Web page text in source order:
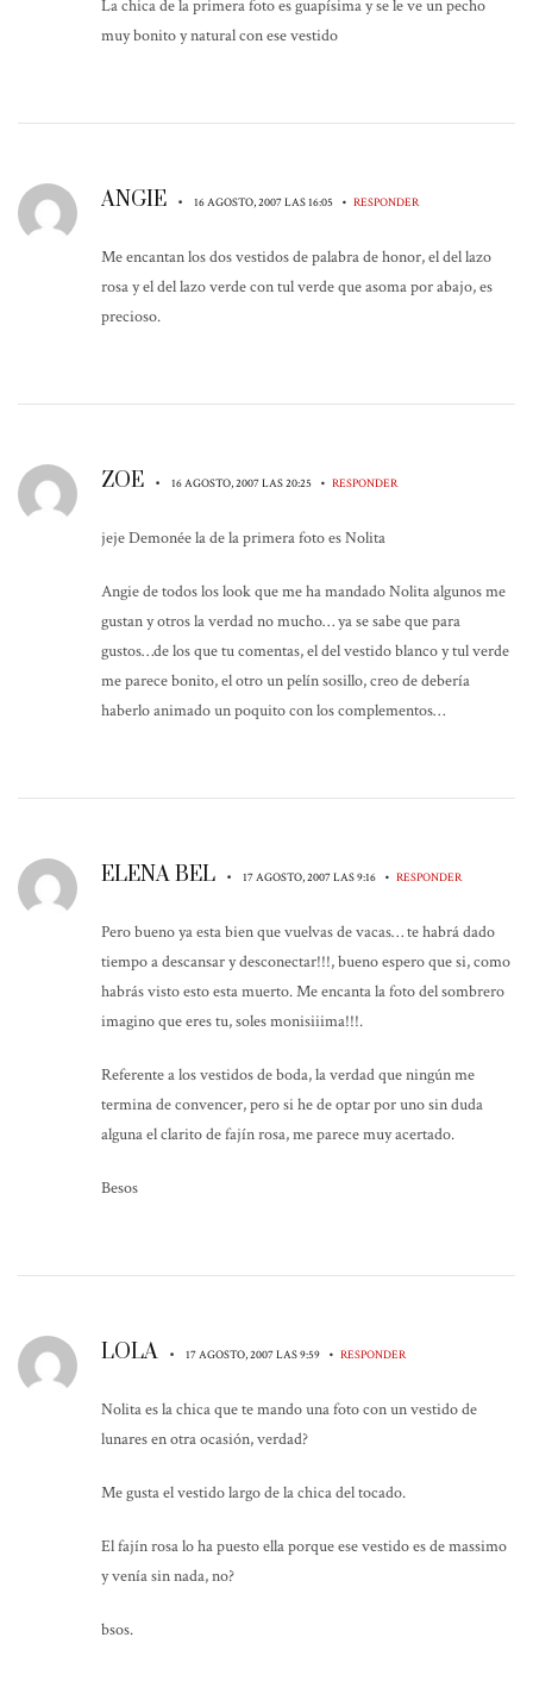
La chica de la primera foto es guapísima y se le ve un pecho
muy bonito y natural con ese vestido
ANGIE • 16 AGOSTO, 2007 LAS 16:05 • RESPONDER
Me encantan los dos vestidos de palabra de honor, el del lazo
rosa y el del lazo verde con tul verde que asoma por abajo, es
precioso.
ZOE • 16 AGOSTO, 2007 LAS 20:25 • RESPONDER
jeje Demonée la de la primera foto es Nolita
Angie de todos los look que me ha mandado Nolita algunos me
gustan y otros la verdad no mucho… ya se sabe que para
gustos…de los que tu comentas, el del vestido blanco y tul verde
me parece bonito, el otro un pelín sosillo, creo de debería
haberlo animado un poquito con los complementos…
ELENA BEL • 17 AGOSTO, 2007 LAS 9:16 • RESPONDER
Pero bueno ya esta bien que vuelvas de vacas… te habrá dado
tiempo a descansar y desconectar!!!, bueno espero que si, como
habrás visto esto esta muerto. Me encanta la foto del sombrero
imagino que eres tu, soles monisiiima!!!.
Referente a los vestidos de boda, la verdad que ningún me
termina de convencer, pero si he de optar por uno sin duda
alguna el clarito de fajín rosa, me parece muy acertado.
Besos
LOLA • 17 AGOSTO, 2007 LAS 9:59 • RESPONDER
Nolita es la chica que te mando una foto con un vestido de
lunares en otra ocasión, verdad?
Me gusta el vestido largo de la chica del tocado.
El fajín rosa lo ha puesto ella porque ese vestido es de massimo
y venía sin nada, no?
bsos.